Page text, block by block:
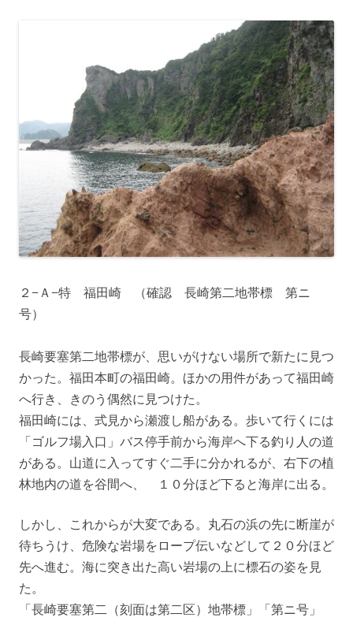
２−Ａ−特 福田崎 （確認 長崎第二地帯標 第ニ
号）
長崎要塞第二地帯標が、思いがけない場所で新たに見つ
かった。福田本町の福田崎。ほかの用件があって福田崎
へ行き、きのう偶然に見つけた。
福田崎には、式見から瀬渡し船がある。歩いて行くには
「ゴルフ場入口」バス停手前から海岸へ下る釣り人の道
がある。山道に入ってすぐ二手に分かれるが、右下の植
林地内の道を谷間へ、 １０分ほど下ると海岸に出る。
しかし、これからが大変である。丸石の浜の先に断崖が
待ちうけ、危険な岩場をロープ伝いなどして２０分ほど
先へ進む。海に突き出た高い岩場の上に標石の姿を見
た。
「長崎要塞第二（刻面は第二区）地帯標」「第ニ号」